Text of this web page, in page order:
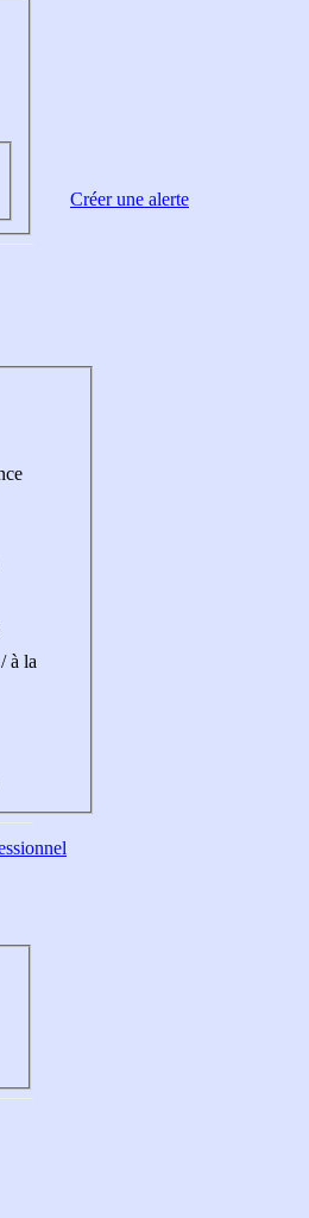
à la
Créer une alerte